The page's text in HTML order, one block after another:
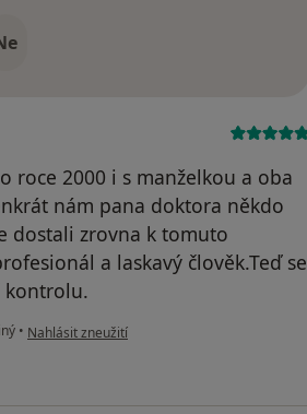
roce 2000 i s manželkou a oba
nám pana doktora někdo
dostali zrovna k tomuto
a laskavý člověk.Teď se
kontrolu.
• podle názoru uživatele Pacient
Nahlásit zneužití